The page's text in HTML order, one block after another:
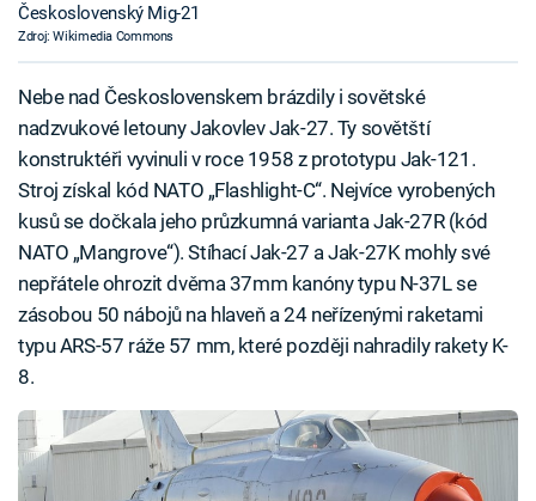
Československý Mig-21
Zdroj: Wikimedia Commons
Nebe nad Československem brázdily i sovětské
nadzvukové letouny Jakovlev Jak-27. Ty sovětští
konstruktéři vyvinuli v roce 1958 z prototypu Jak-121.
Stroj získal kód NATO „Flashlight-C“. Nejvíce vyrobených
kusů se dočkala jeho průzkumná varianta Jak-27R (kód
NATO „Mangrove“). Stíhací Jak-27 a Jak-27K mohly své
nepřátele ohrozit dvěma 37mm kanóny typu N-37L se
zásobou 50 nábojů na hlaveň a 24 neřízenými raketami
typu ARS-57 ráže 57 mm, které později nahradily rakety K-
8.